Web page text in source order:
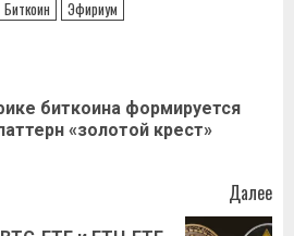
Биткоин Эфириум
биткоина формируется
«золотой крест»
Далее